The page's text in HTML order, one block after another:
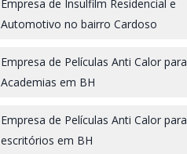
Empresa de Insulfilm Residencial e
Automotivo no bairro Cardoso
Empresa de Películas Anti Calor para
Academias em BH
Empresa de Películas Anti Calor para
escritórios em BH